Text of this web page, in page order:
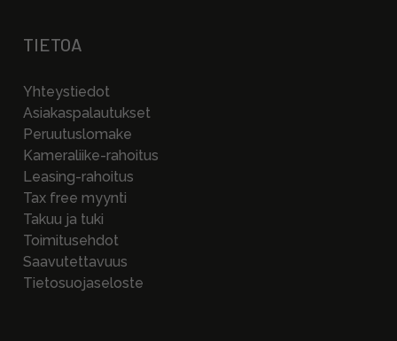
TIETOA
Yhteystiedot
Asiakaspalautukset
Peruutuslomake
Kameraliike-rahoitus
Leasing-rahoitus
Tax free myynti
Takuu ja tuki
Toimitusehdot
Saavutettavuus
Tietosuojaseloste